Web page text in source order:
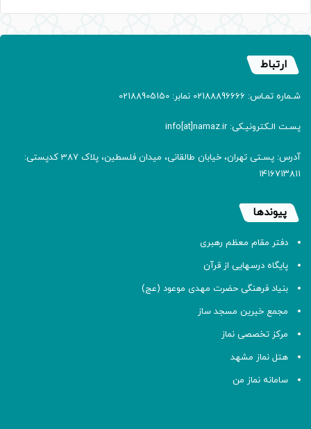
ارتباط
شـماره تمـاس: 02188896666 نمابر: 02188905150
پسـت الـکترونیـکی: info[at]namaz.ir
آدرس: پسـتی تهران، خیابان طالقانی، میدان فلسطین، پلاک 387 کدپستی:
۱۴۱۶۷۱۳۸۱۱
پیوندها
دفتر مقام معظم رهبری
پایگاه درسهایی از قرآن
بنیاد فرهنگی حضرت مهدی موعود (عج)
مجمع خیرین مسجد ساز
مرکز تخصصی نماز
هتل نماز مشهد
سامانه نماز من